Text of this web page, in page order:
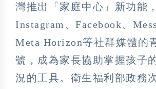
灣推出「家庭中心」新功能
Instagram、Facebook、
Meta Horizon等社群媒體的
號，成為家長協助掌握孩子
況的工具。衛生福利部政務